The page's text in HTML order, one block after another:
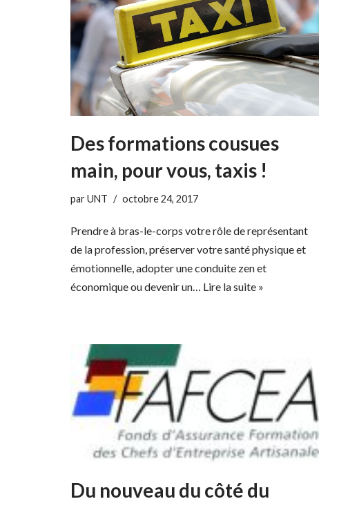
Des formations cousues
main, pour vous, taxis !
parUNT octobre 24, 2017
Prendre à bras-le-corps votre rôle de représentant
de la profession, préserver votre santé physique et
émotionnelle, adopter une conduite zen et
économique ou devenir un… Lire la suite »
Du nouveau du côté du